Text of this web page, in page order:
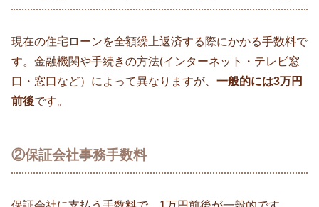
現在の住宅ローンを全額繰上返済する際にかかる手数料で
す。金融機関や手続きの方法(インターネット・テレビ窓
口・窓口など）によって異なりますが、 一般的には3万円
前後です。
②保証会社事務手数料